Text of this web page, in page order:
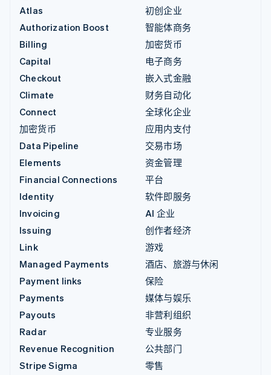
Atlas
Authorization Boost
Billing
Capital
Checkout
Climate
Connect
加密货币
Data Pipeline
Elements
Financial Connections
Identity
Invoicing
Issuing
Link
Managed Payments
Payment links
Payments
Payouts
Radar
Revenue Recognition
Stripe Sigma
初创企业
智能体商务
加密货币
电子商务
嵌入式金融
财务自动化
全球化企业
应用内支付
交易市场
资金管理
平台
软件即服务
AI 企业
创作者经济
游戏
酒店、旅游与休闲
保险
媒体与娱乐
非营利组织
专业服务
公共部门
零售